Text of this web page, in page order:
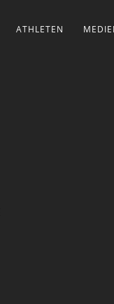
ATHLETEN